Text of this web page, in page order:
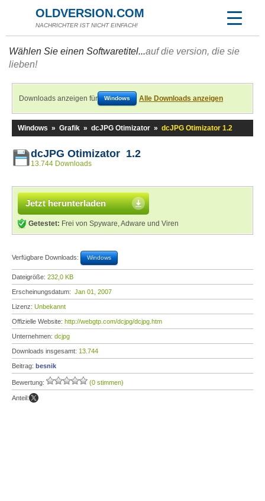
OLDVERSION.COM
NACHRICHTER IST NICHT EINFACH!
Wählen Sie einen Softwaretitel...auf die version, die sie
lieben!
Downloads anzeigen für Windows Alle Downloads anzeigen
Windows » Grafik » dcJPG Otimizator » dcJPG Otimizator 1.2
dcJPG Otimizator 1.2
13.744 Downloads
Jetzt herunterladen
Getestet: Frei von Spyware, Adware und Viren
Verfügbare Downloads: Windows
Dateigröße: 232,0 KB
Erscheinungsdatum: Jan 01, 2007
Lizenz: Unbekannt
Offizielle Website: http://webgtp.com/dcjpg/dcjpg.htm
Unternehmen: dcjpg
Downloads insgesamt: 13.744
Beitrag: besnik
Bewertung: (0 stimmen)
Anteil: